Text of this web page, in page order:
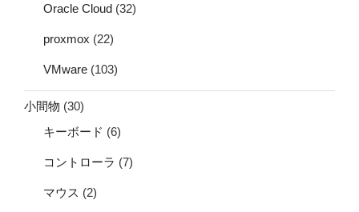
Oracle Cloud (32)
proxmox (22)
VMware (103)
小間物 (30)
キーボード (6)
コントローラ (7)
マウス (2)